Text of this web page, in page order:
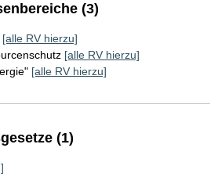
(3)
[alle RV hierzu]
[alle RV hierzu]
[alle RV hierzu]
(1)